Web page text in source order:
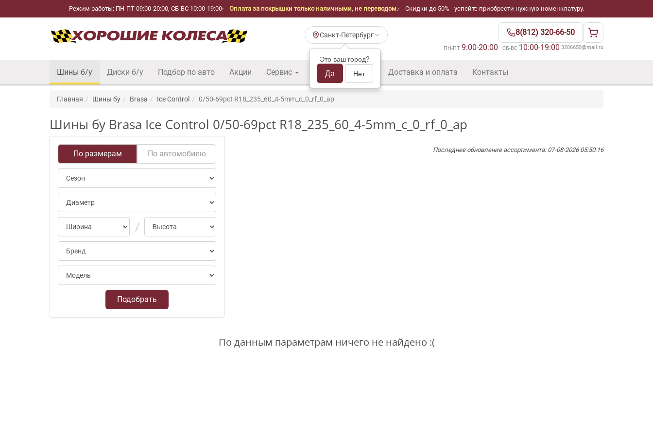
Режим работы: ПН-ПТ 09:00-20:00, СБ-ВС 10:00-19:00 Оплата за покрышки только наличными, не переводом. Скидки до 50% - успейте приобрести нужную номенклатуру.
Санкт-Петербург
Это ваш город?
Да Нет
8(812) 320-66-50
ПН-ПТ 9:00-20:00 · СБ-ВС 10:00-19:00·3206650@mail.ru
Шины б/у Диски б/у Подбор по авто Акции Сервис Шины б/у оптом Доставка и оплата Контакты
Главная Шины бу Brasa Ice Control 0/50-69pct R18_235_60_4-5mm_c_0_rf_0_ap
Шины бу Brasa Ice Control 0/50-69pct R18_235_60_4-5mm_c_0_rf_0_ap
По размерам По автомобилю
Подобрать
Последнее обновление ассортимента: 07-08-2026 05:50:16
По данным параметрам ничего не найдено :(